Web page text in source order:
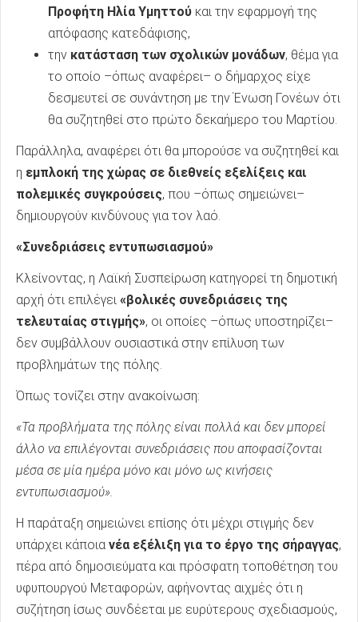
Προφήτη Ηλία Υμηττού και την εφαρμογή της
απόφασης κατεδάφισης,
την κατάσταση των σχολικών μονάδων, θέμα για
το οποίο –όπως αναφέρει– ο δήμαρχος είχε
δεσμευτεί σε συνάντηση με την Ένωση Γονέων ότι
θα συζητηθεί στο πρώτο δεκαήμερο του Μαρτίου.
Παράλληλα, αναφέρει ότι θα μπορούσε να συζητηθεί και
η εμπλοκή της χώρας σε διεθνείς εξελίξεις και
πολεμικές συγκρούσεις, που –όπως σημειώνει–
δημιουργούν κινδύνους για τον λαό.
«Συνεδριάσεις εντυπωσιασμού»
Κλείνοντας, η Λαϊκή Συσπείρωση κατηγορεί τη δημοτική
αρχή ότι επιλέγει «βολικές συνεδριάσεις της
τελευταίας στιγμής», οι οποίες –όπως υποστηρίζει–
δεν συμβάλλουν ουσιαστικά στην επίλυση των
προβλημάτων της πόλης.
Όπως τονίζει στην ανακοίνωση:
«Τα προβλήματα της πόλης είναι πολλά και δεν μπορεί
άλλο να επιλέγονται συνεδριάσεις που αποφασίζονται
μέσα σε μία ημέρα μόνο και μόνο ως κινήσεις
εντυπωσιασμού».
Η παράταξη σημειώνει επίσης ότι μέχρι στιγμής δεν
υπάρχει κάποια νέα εξέλιξη για το έργο της σήραγγας,
πέρα από δημοσιεύματα και πρόσφατη τοποθέτηση του
υφυπουργού Μεταφορών, αφήνοντας αιχμές ότι η
συζήτηση ίσως συνδέεται με ευρύτερους σχεδιασμούς,